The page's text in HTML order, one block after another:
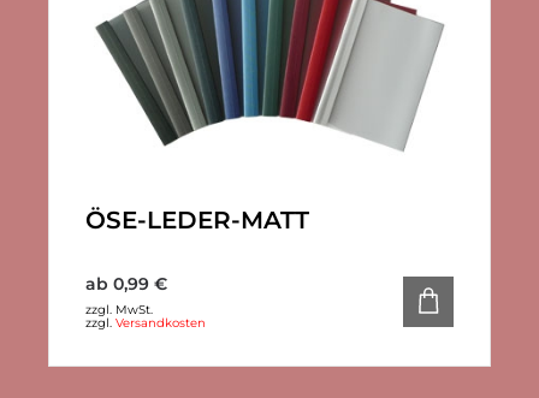
ÖSE-LEDER-MATT
ab 0,99 €
zzgl. MwSt.
zzgl. Versandkosten